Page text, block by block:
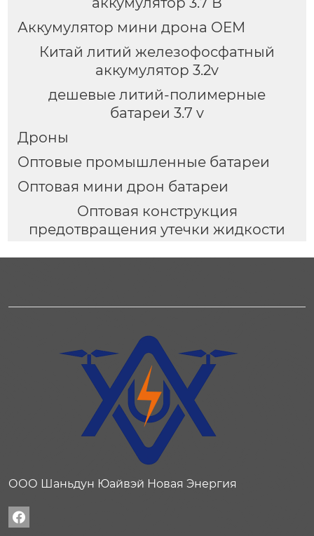
Аккумулятор мини дрона OEM
Китай литий железофосфатный
аккумулятор 3.2v
дешевые литий-полимерные
батареи 3.7 v
Дроны
Оптовые промышленные батареи
Оптовая мини дрон батареи
Оптовая конструкция
предотвращения утечки жидкости
ООО Шаньдун Юайвэй Новая Энергия
